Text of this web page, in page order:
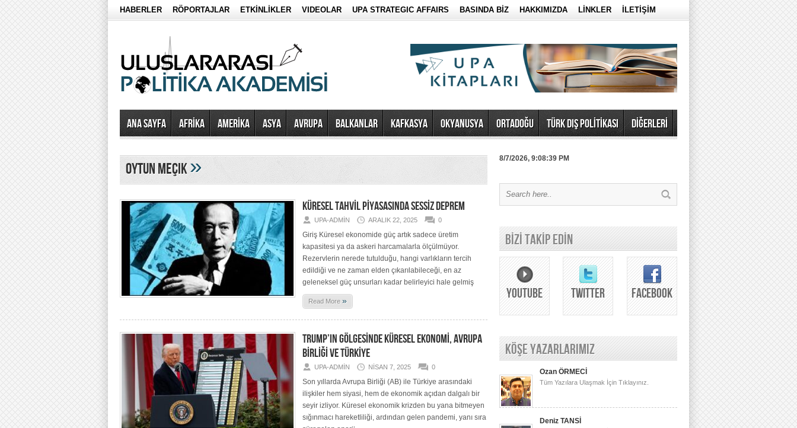
HABERLER RÖPORTAJLAR ETKİNLİKLER VIDEOLAR UPA STRATEGIC AFFAIRS BASINDA BİZ HAKKIMIZDA LİNKLER İLETİŞİM
Ana Sayfa AFRİKA AMERİKA ASYA AVRUPA BALKANLAR KAFKASYA OKYANUSYA ORTADOĞU TÜRK DIŞ POLİTİKASI DİĞERLERİ
oytun meçik»
KÜRESEL TAHVİL PİYASASINDA SESSİZ DEPREM
UPA-ADMIN ARALIK 22, 2025 0
Giriş Küresel ekonomide güç artık sadece üretim
kapasitesi ya da askeri harcamalarla ölçülmüyor.
Rezervlerin nerede tutulduğu, hangi varlıkların tercih
edildiği ve ne zaman elden çıkarılabileceği, en az
geleneksel güç unsurları kadar belirleyici hale gelmiş
Read More »
TRUMP’IN GÖLGESİNDE KÜRESEL EKONOMİ, AVRUPA
BİRLİĞİ VE TÜRKİYE
UPA-ADMIN NISAN 7, 2025 0
Son yıllarda Avrupa Birliği (AB) ile Türkiye arasındaki
ilişkiler hem siyasi, hem de ekonomik açıdan dalgalı bir
seyir izliyor. Küresel ekonomik krizden bu yana bitmeyen
sığınmacı hareketliliği, ardından gelen pandemi, yanı sıra
8/7/2026, 9:08:39 PM
BİZİ TAKİP EDİN
YOUTUBE TWITTER FACEBOOK
KÖŞE YAZARLARIMIZ
Ozan ÖRMECİ
Tüm Yazılara Ulaşmak İçin Tıklayınız.
Deniz TANSİ